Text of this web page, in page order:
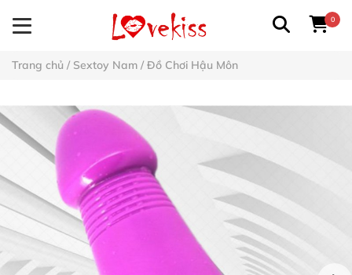
0
Trang chủ / Sextoy Nam / Đồ Chơi Hậu Môn